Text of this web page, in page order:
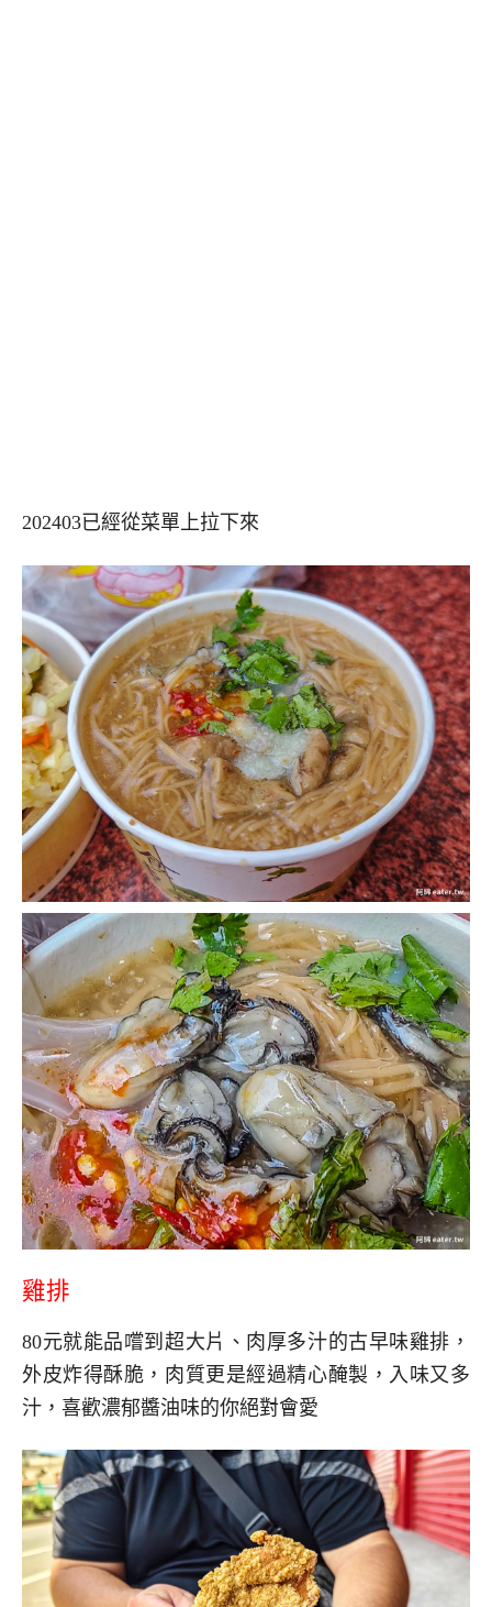
202403已經從菜單上拉下來
雞排
80元就能品嚐到超大片、肉厚多汁的古早味雞排，
外皮炸得酥脆，肉質更是經過精心醃製，入味又多
汁，喜歡濃郁醬油味的你絕對會愛